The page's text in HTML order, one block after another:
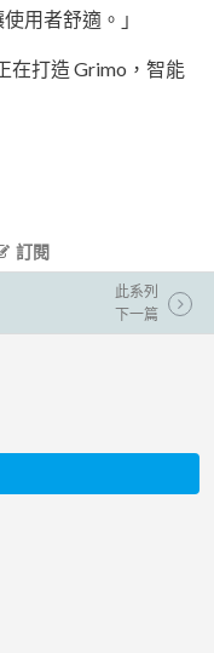
用者舒適。」
在打造 Grimo，智能
訂閱
此系列
下一篇